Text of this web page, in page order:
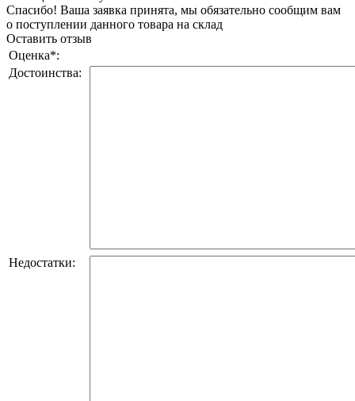
Спасибо! Ваша заявка принята, мы обязательно сообщим вам
о поступлении данного товара на склад
Оставить отзыв
Оценка*:
Достоинства:
Недостатки: